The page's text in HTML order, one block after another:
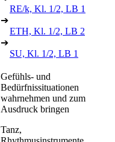
RE/k, Kl. 1/2, LB 1
➔
ETH, Kl. 1/2, LB 2
➔
SU, Kl. 1/2, LB 1
Gefühls- und
Bedürfnissituationen
wahrnehmen und zum
Ausdruck bringen
Tanz,